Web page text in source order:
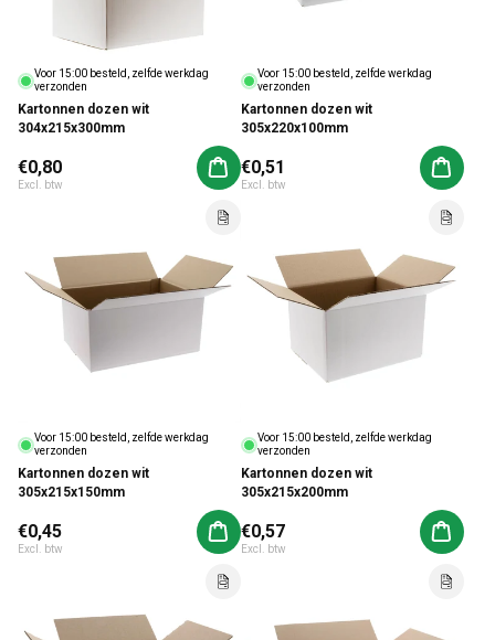
Voor 15:00 besteld, zelfde werkdag
verzonden
Kartonnen dozen wit
304x215x300mm
Normale prijs
€0,80
Excl. btw
Aan winkelwagen toevoegen
Voor 15:00 besteld, zelfde werkdag
verzonden
Kartonnen dozen wit
305x220x100mm
Normale prijs
€0,51
Excl. btw
Aan
Voor 15:00 besteld, zelfde werkdag
verzonden
Kartonnen dozen wit
305x215x150mm
Normale prijs
€0,45
Excl. btw
Aan winkelwagen toevoegen
Voor 15:00 besteld, zelfde werkdag
verzonden
Kartonnen dozen wit
305x215x200mm
Normale prijs
€0,57
Excl. btw
Aan